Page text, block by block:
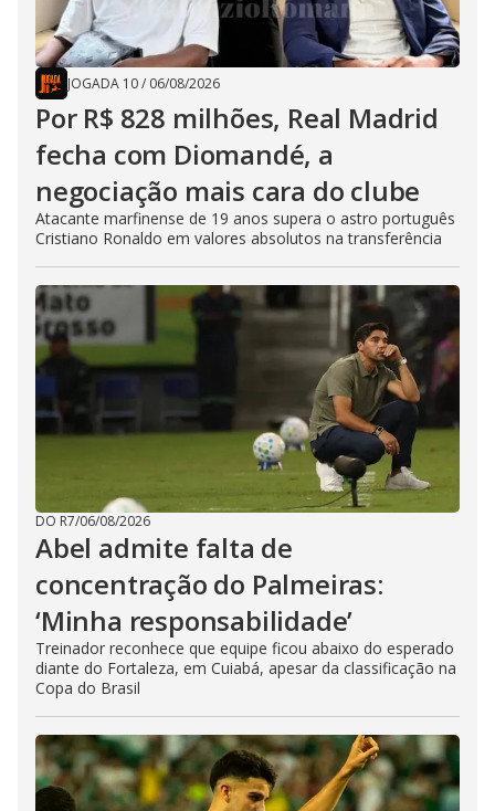
JOGADA 10/ 06/08/2026
Por R$ 828 milhões, Real Madrid
fecha com Diomandé, a
negociação mais cara do clube
Atacante marfinense de 19 anos supera o astro português
Cristiano Ronaldo em valores absolutos na transferência
DO R7/06/08/2026
Abel admite falta de
concentração do Palmeiras:
‘Minha responsabilidade’
Treinador reconhece que equipe ficou abaixo do esperado
diante do Fortaleza, em Cuiabá, apesar da classificação na
Copa do Brasil